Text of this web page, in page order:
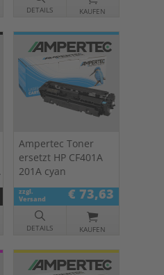
DETAILS KAUFEN
Ampertec Toner
ersetzt HP CF401A
201A cyan
zzgl.
Versand
€ 73,63
DETAILS KAUFEN